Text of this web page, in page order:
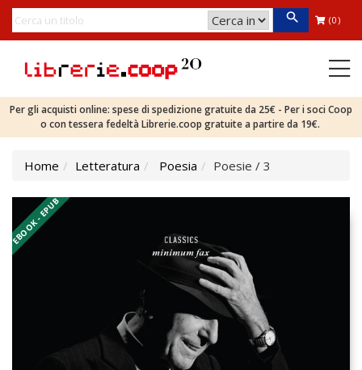
(0)
Per gli acquisti online: spese di spedizione gratuite da 25€ - Per i soci Coop
o con tessera fedeltà Librerie.coop gratuite a partire da 19€.
Home Letteratura Poesia Poesie / 3
EBOOK - EPUB